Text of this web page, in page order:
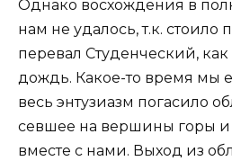
Однако восхождения в
нам не удалось, т.к. стоило
перевал Студенческий,
дождь. Какое-то время мы
весь энтузиазм погасило
севшее на вершины горы и
вместе с нами. Выход из